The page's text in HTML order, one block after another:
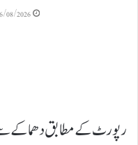
08/2026